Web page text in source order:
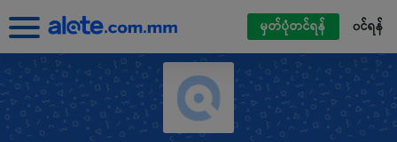
မှတ်ပုံတင်ရန် ၀င်ရန်